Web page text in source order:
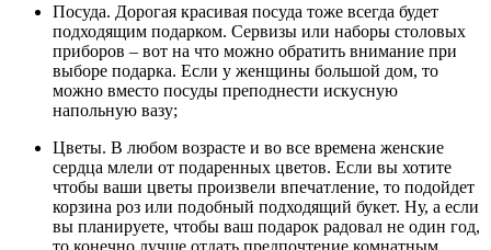
Посуда. Дорогая красивая посуда тоже всегда будет
подходящим подарком. Сервизы или наборы столовых
приборов – вот на что можно обратить внимание при
выборе подарка. Если у женщины большой дом, то
можно вместо посуды преподнести искусную
напольную вазу;
Цветы. В любом возрасте и во все времена женские
сердца млели от подаренных цветов. Если вы хотите
чтобы ваши цветы произвели впечатление, то подойдет
корзина роз или подобный подходящий букет. Ну, а если
вы планируете, чтобы ваш подарок радовал не один год,
то конечно лучше отдать предпочтение комнатным